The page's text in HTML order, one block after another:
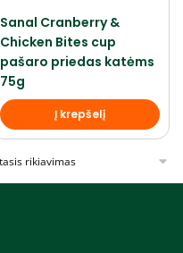
Sanal Cranberry &
Chicken Bites cup
pašaro priedas katėms
75g
Į krepšelį